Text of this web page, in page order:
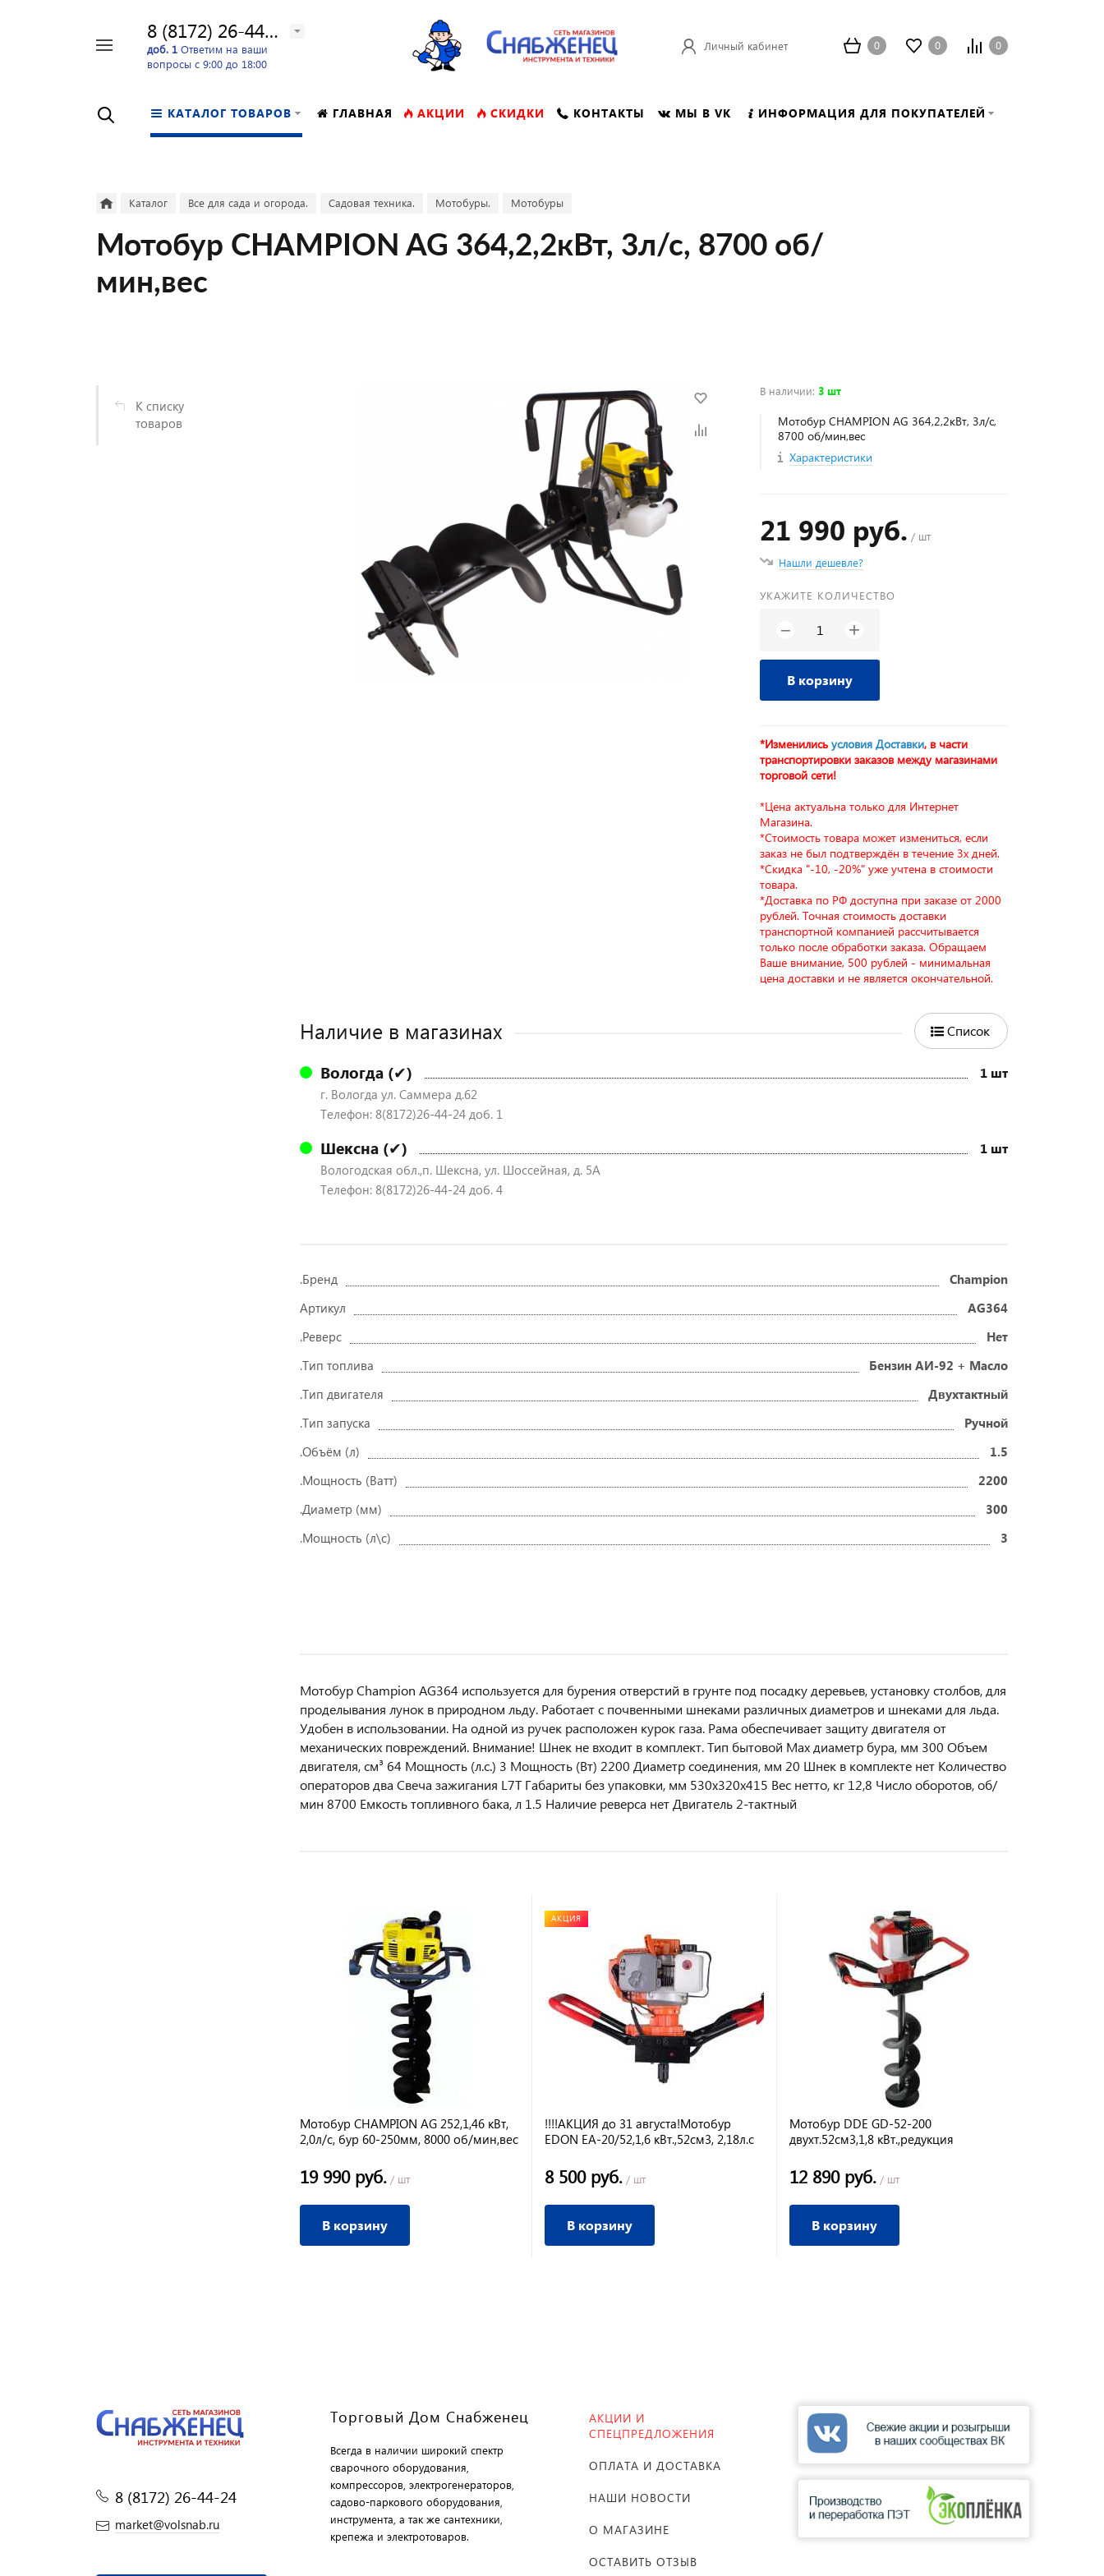
8 (8172) 26-44-24
доб. 1 Ответим на ваши
вопросы с 9:00 до 18:00
Личный кабинет 0 0 0
КАТАЛОГ ТОВАРОВ ГЛАВНАЯ АКЦИИ СКИДКИ КОНТАКТЫ МЫ В VK ИНФОРМАЦИЯ ДЛЯ ПОКУПАТЕЛЕЙ
Каталог Все для сада и огорода. Садовая техника. Мотобуры. Мотобуры
Мотобур CHAMPION AG 364,2,2кВт, 3л/с, 8700 об/
мин,вес
К списку
товаров
В наличии: 3 шт
Мотобур CHAMPION AG 364,2,2кВт, 3л/с,
8700 об/мин,вес
Характеристики
21 990 руб. / шт
Нашли дешевле?
УКАЖИТЕ КОЛИЧЕСТВО
− +
В корзину
*Изменилисьусловия Доставки, в части
транспортировки заказов между магазинами
торговой сети!
*Цена актуальна только для Интернет
Магазина.
*Стоимость товара может измениться, если
заказ не был подтверждён в течение 3х дней.
*Скидка "-10, -20%" уже учтена в стоимости
товара.
*Доставка по РФ доступна при заказе от 2000
рублей. Точная стоимость доставки
транспортной компанией рассчитывается
только после обработки заказа. Обращаем
Ваше внимание, 500 рублей - минимальная
цена доставки и не является окончательной.
Наличие в магазинах Список
Вологда (✔) 1 шт
г. Вологда ул. Саммера д.62
Телефон: 8(8172)26-44-24 доб. 1
Шексна (✔) 1 шт
Вологодская обл.,п. Шексна, ул. Шоссейная, д. 5А
Телефон: 8(8172)26-44-24 доб. 4
.Бренд
Champion
Артикул
AG364
.Реверс
Нет
.Тип топлива
Бензин АИ-92 + Масло
.Тип двигателя
Двухтактный
.Тип запуска
Ручной
.Объём (л)
1.5
.Мощность (Ватт)
2200
.Диаметр (мм)
300
.Мощность (л\с)
3
Мотобур Champion AG364 используется для бурения отверстий в грунте под посадку деревьев, установку столбов, для
проделывания лунок в природном льду. Работает с почвенными шнеками различных диаметров и шнеками для льда.
Удобен в использовании. На одной из ручек расположен курок газа. Рама обеспечивает защиту двигателя от
механических повреждений. Внимание! Шнек не входит в комплект. Тип бытовой Мах диаметр бура, мм 300 Объем
двигателя, см³ 64 Мощность (л.с.) 3 Мощность (Вт) 2200 Диаметр соединения, мм 20 Шнек в комплекте нет Количество
операторов два Свеча зажигания L7T Габариты без упаковки, мм 530х320х415 Вес нетто, кг 12,8 Число оборотов, об/
мин 8700 Емкость топливного бака, л 1.5 Наличие реверса нет Двигатель 2-тактный
Мотобур CHAMPION AG 252,1,46 кВт,
2,0л/с, бур 60-250мм, 8000 об/мин,вес
19 990 руб. / шт
В корзину
АКЦИЯ
!!!!АКЦИЯ до 31 августа!Мотобур
EDON EA-20/52,1,6 кВт.,52см3, 2,18л.с
8 500 руб. / шт
В корзину
Мотобур DDE GD-52-200
двухт.52см3,1,8 кВт.,редукция
без шнека
12 890 руб. / шт
В корзину
8 (8172) 26-44-24
market@volsnab.ru
Торговый Дом Снабженец
Всегда в наличии широкий спектр
сварочного оборудования,
компрессоров, электрогенераторов,
садово-паркового оборудования,
инструмента, а так же сантехники,
крепежа и электротоваров.
АКЦИИ И
СПЕЦПРЕДЛОЖЕНИЯ
ОПЛАТА И ДОСТАВКА
НАШИ НОВОСТИ
О МАГАЗИНЕ
ОСТАВИТЬ ОТЗЫВ